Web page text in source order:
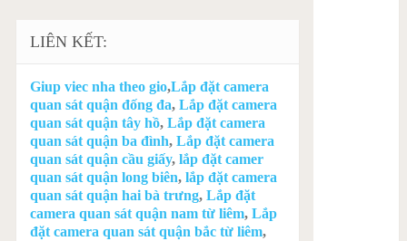
LIÊN KẾT:
Giup viec nha theo gio,Lắp đặt camera
quan sát quận đống đa, Lắp đặt camera
quan sát quận tây hồ, Lắp đặt camera
quan sát quận ba đình, Lắp đặt camera
quan sát quận cầu giấy, lắp đặt camer
quan sát quận long biên, lắp đặt camera
quan sát quận hai bà trưng, Lắp đặt
camera quan sát quận nam từ liêm, Lắp
đặt camera quan sát quận bắc từ liêm,